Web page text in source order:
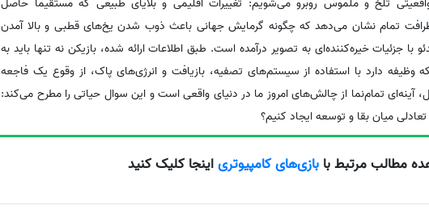
تلخ و ملموس روبرو می‌شویم: تغییرات اقلیمی و بلایای طبیعی که مستقیماً حاصل
تمام نشان می‌دهد که چگونه گرمایش جهانی باعث ذوب شدن یخ‌های قطبی و بالا آمدن
جزئیات خیره‌کننده‌ای به تصویر درآمده است. طبق اطلاعات ارائه شده، بازیکن نه تنها باید به
وظیفه دارد با استفاده از سیستم‌های تصفیه، بازیافت و انرژی‌های پاک، از وقوع یک فاجعه
آینه‌ای تمام‌نما از چالش‌های امروز ما در دنیای واقعی است و این سوال حیاتی را مطرح می‌کند:
میان بقا و توسعه ایجاد کنیم؟
مطالب مرتبط بابازی‌های کامپیوتریاینجا کلیک کنید